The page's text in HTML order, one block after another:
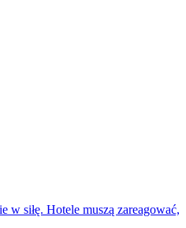
w siłę. Hotele muszą zareagować,